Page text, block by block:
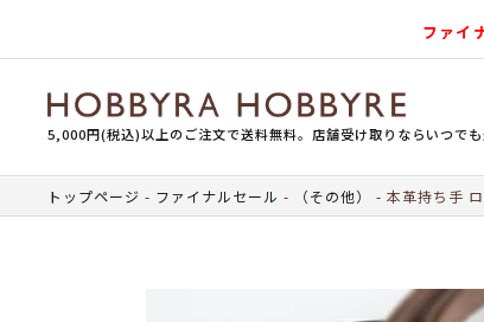
ファイ
5,000円(税込)以上のご注文で送料無料。店舗受け取りならいつでも
トップページ ファイナルセール （その他） 本革持ち手